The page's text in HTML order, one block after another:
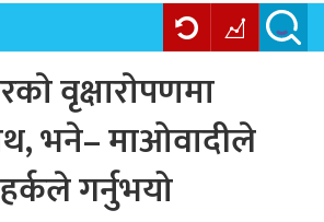
वृक्षाराेपणमा
भने– माओवादीले
गर्नुभयो